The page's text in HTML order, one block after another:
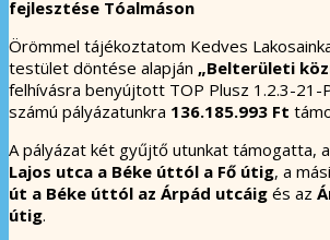
fejlesztése Tóalmáson
Örömmel tájékoztatom Kedves
testület döntése alapján „Belterületi
felhívásra benyújtott TOP Plusz 1.2.3-
számú pályázatunkra 136.185.993 Ft
A pályázat két gyűjtő utunkat támogatta,
Lajos utca a Béke úttól a Fő útig, a
út a Béke úttól az Árpád utcáig és az
útig.